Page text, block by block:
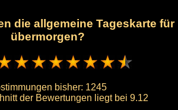
die allgemeine Tageskarte für
übermorgen?
bisher: 1245
der Bewertungen liegt bei 9.12